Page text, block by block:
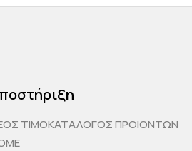
ΤΙΜΟΚΑΤΑΛΟΓΟΣ ΠΡΟΙΟΝΤΩΝ